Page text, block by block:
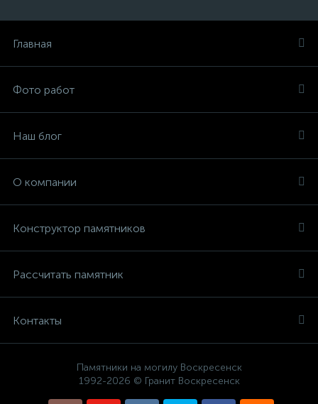
Главная
Фото работ
Наш блог
О компании
Конструктор памятников
Рассчитать памятник
Контакты
Памятники на могилу Воскресенск
1992-2026 © Гранит Воскресенск